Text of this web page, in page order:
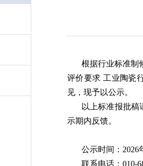
根据行业标准制
评价要求 工业陶瓷
见，现予以公示。
以上标准报批稿
示期内反馈。
公示时间：2026
联系电话：010-